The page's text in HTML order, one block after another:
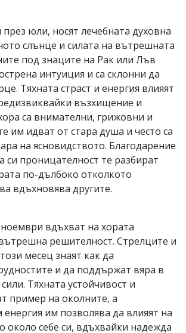
юли, носят лечебната духовна
слънце и силата на вътрешната
под знаците на Рак или Лъв
интуиция и са склонни да
Тяхната страст и енергия влияят
възхищение и
са внимателни, грижовни и
им идват от стара душа и често са
на ясновидството. Благодарение
си проницателност те разбират
по-дълбоко отколкото
вдъхновява другите.
вдъхват на хората
решителност. Стрелците и
месец знаят как да
и да поддържат вяра в
Тяхната устойчивост и
пример на околните, а
енергия им позволява да влияят на
около себе си, вдъхвайки надежда